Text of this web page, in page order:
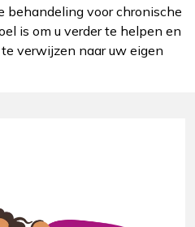
behandeling voor chronische
is om u verder te helpen en
verwijzen naar uw eigen